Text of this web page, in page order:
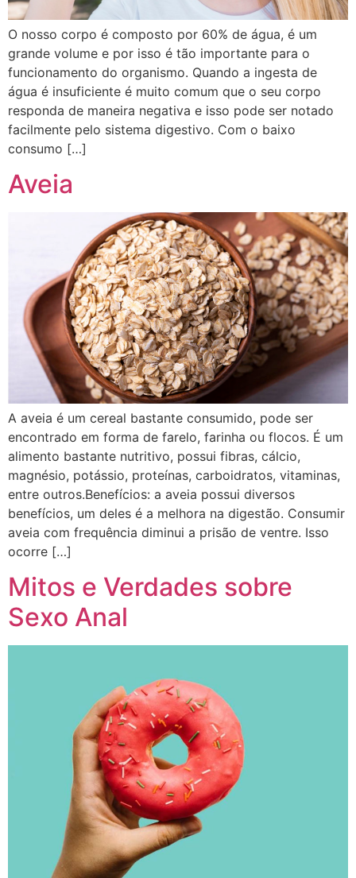
O nosso corpo é composto por 60% de água, é um
grande volume e por isso é tão importante para o
funcionamento do organismo. Quando a ingesta de
água é insuficiente é muito comum que o seu corpo
responda de maneira negativa e isso pode ser notado
facilmente pelo sistema digestivo. Com o baixo
consumo […]
Aveia
A aveia é um cereal bastante consumido, pode ser
encontrado em forma de farelo, farinha ou flocos. É um
alimento bastante nutritivo, possui fibras, cálcio,
magnésio, potássio, proteínas, carboidratos, vitaminas,
entre outros.Benefícios: a aveia possui diversos
benefícios, um deles é a melhora na digestão. Consumir
aveia com frequência diminui a prisão de ventre. Isso
ocorre […]
Mitos e Verdades sobre
Sexo Anal